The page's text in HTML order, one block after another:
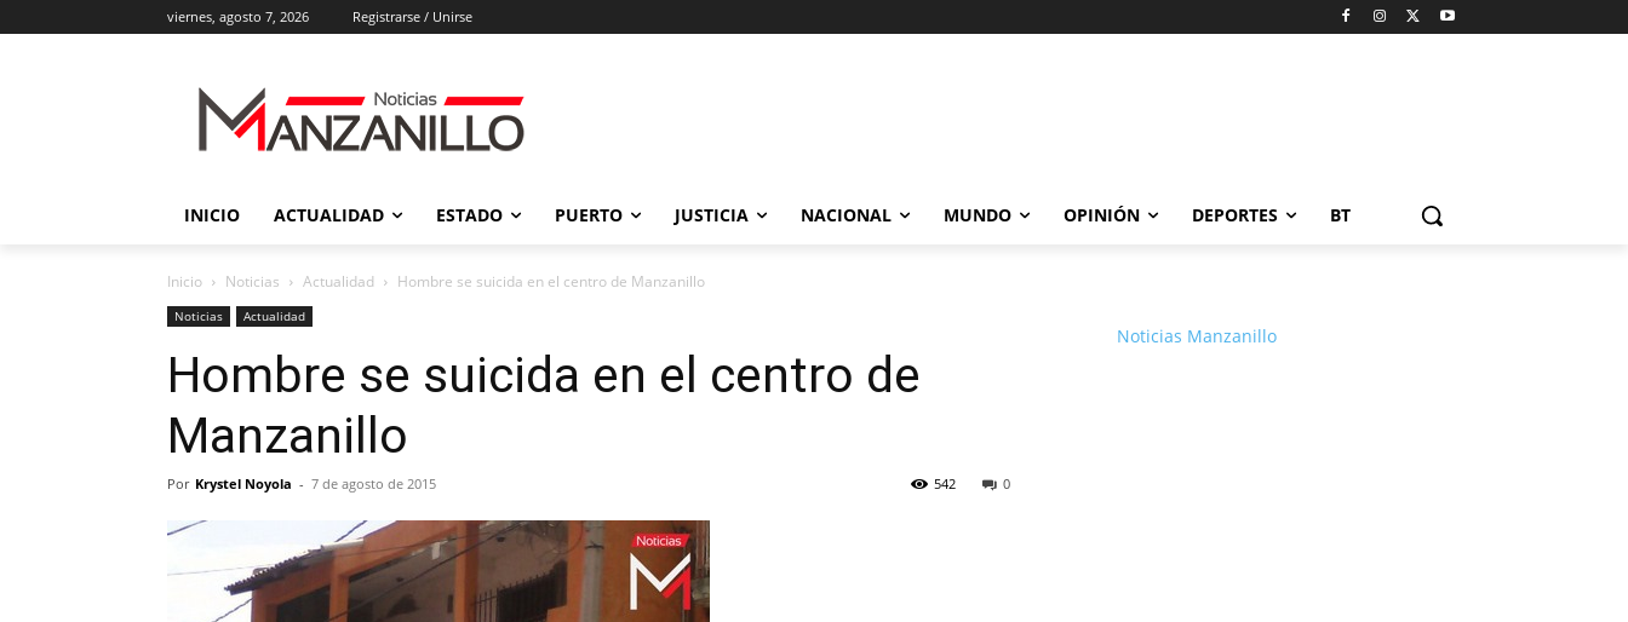
viernes, agosto 7, 2026 Registrarse / Unirse
INICIO ACTUALIDAD ESTADO PUERTO JUSTICIA NACIONAL MUNDO OPINIÓN DEPORTES BT
Inicio Noticias Actualidad Hombre se suicida en el centro de Manzanillo
Noticias Actualidad
Hombre se suicida en el centro de
Manzanillo
Por Krystel Noyola - 7 de agosto de 2015 0
542
Noticias Manzanillo